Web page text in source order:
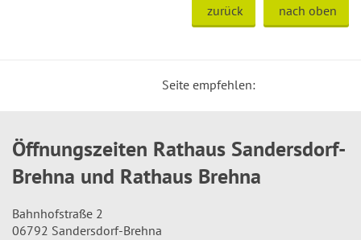
zurück nach oben
Seite empfehlen:
Öffnungszeiten Rathaus Sandersdorf-
Brehna und Rathaus Brehna
Bahnhofstraße 2
06792 Sandersdorf-Brehna